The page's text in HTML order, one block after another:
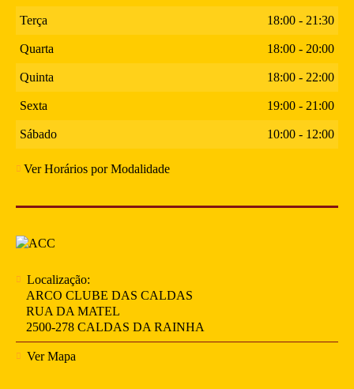
Terça 18:00 - 21:30
Quarta 18:00 - 20:00
Quinta 18:00 - 22:00
Sexta 19:00 - 21:00
Sábado 10:00 - 12:00
Ver Horários por Modalidade
Localização:
ARCO CLUBE DAS CALDAS
RUA DA MATEL
2500-278 CALDAS DA RAINHA
Ver Mapa